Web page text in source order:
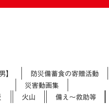
防災備蓄食の寄贈活動
災害動画集
火山 備え～救助等